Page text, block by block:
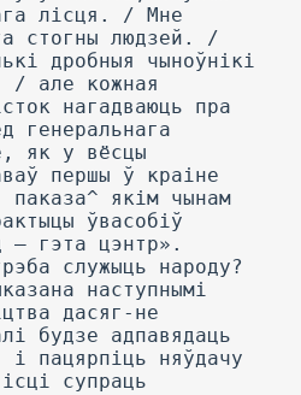
лісця. / Мне
стогны людзей. /
дробныя чыноўнікі
/ але кожная
нагадваюць пра
генеральнага
як у вёсцы
першы ў краіне
паказа^ якім чынам
ўвасобіў
— гэта цэнтр».
служыць народу?
наступнымі
дасяг-не
будзе адпавядаць
і пацярпіць няўдачу
супраць